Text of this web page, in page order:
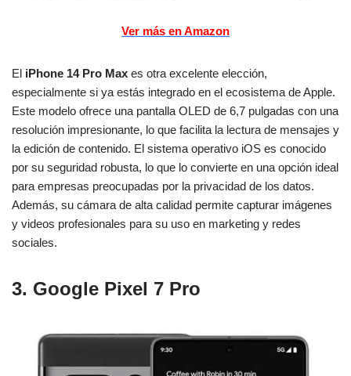
Ver más en Amazon
El iPhone 14 Pro Max es otra excelente elección,
especialmente si ya estás integrado en el ecosistema de Apple.
Este modelo ofrece una pantalla OLED de 6,7 pulgadas con una
resolución impresionante, lo que facilita la lectura de mensajes y
la edición de contenido. El sistema operativo iOS es conocido
por su seguridad robusta, lo que lo convierte en una opción ideal
para empresas preocupadas por la privacidad de los datos.
Además, su cámara de alta calidad permite capturar imágenes
y videos profesionales para su uso en marketing y redes
sociales.
3. Google Pixel 7 Pro